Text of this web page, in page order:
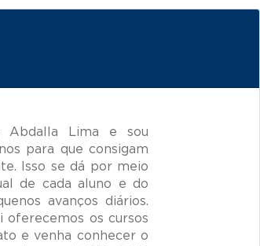
Abdalla Lima e sou
para que consigam
Isso se dá por meio
de cada aluno e do
avanços diários.
oferecemos os cursos
e venha conhecer o